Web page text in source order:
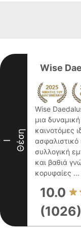
I Θέση
Wise
Wise
μια
καινοτόμες
ασφαλιστικό
συλλογική
και βαθιά
κορυφαίες ...
10.0
(1026)